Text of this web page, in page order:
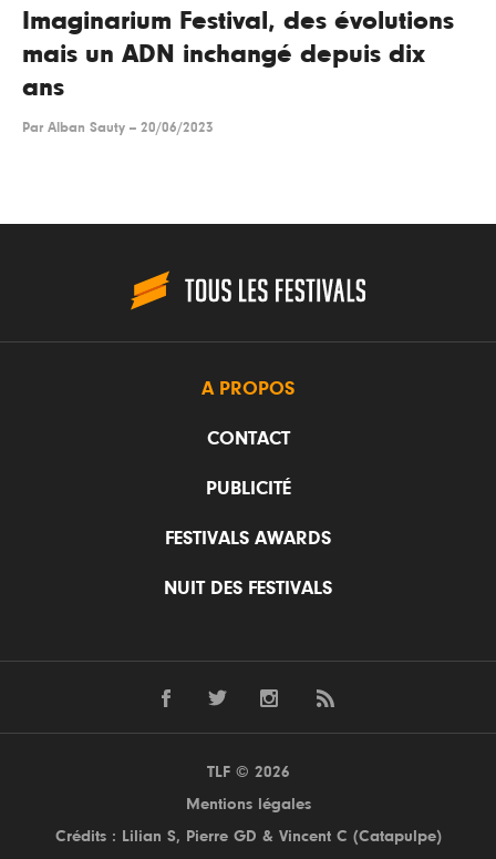
Imaginarium Festival, des évolutions
mais un ADN inchangé depuis dix
ans
Par Alban Sauty -- 20/06/2023
A PROPOS
CONTACT
PUBLICITÉ
FESTIVALS AWARDS
NUIT DES FESTIVALS
TLF © 2026
Mentions légales
Crédits : Lilian S, Pierre GD & Vincent C (Catapulpe)